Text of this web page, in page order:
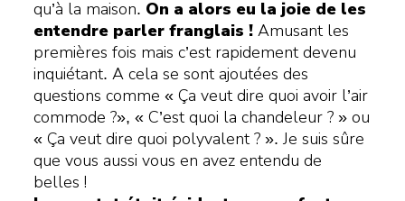
qu’à la maison. On a alors eu la joie de les
entendre parler franglais ! Amusant les
premières fois mais c’est rapidement devenu
inquiétant. A cela se sont ajoutées des
questions comme « Ça veut dire quoi avoir l’air
commode ?», « C’est quoi la chandeleur ? » ou
« Ça veut dire quoi polyvalent ? ». Je suis sûre
que vous aussi vous en avez entendu de
belles !